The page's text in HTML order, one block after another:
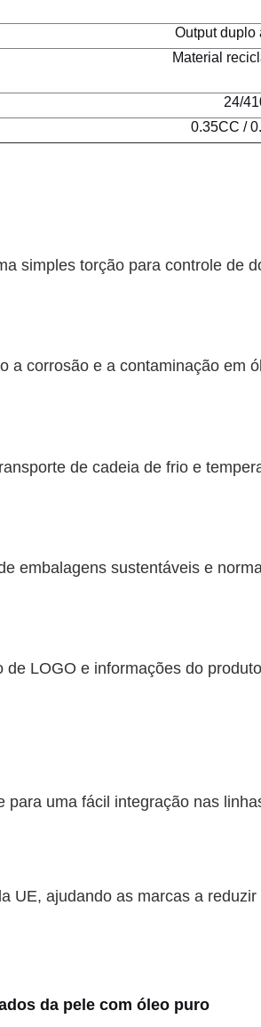
Output duplo
Material
24/
0.35CC /
simples torção para controle de
corrosão e a contaminação em
de cadeia de frio e
embalagens sustentáveis e
LOGO e informações do
uma fácil integração nas
UE, ajudando as marcas a
da pele com óleo puro